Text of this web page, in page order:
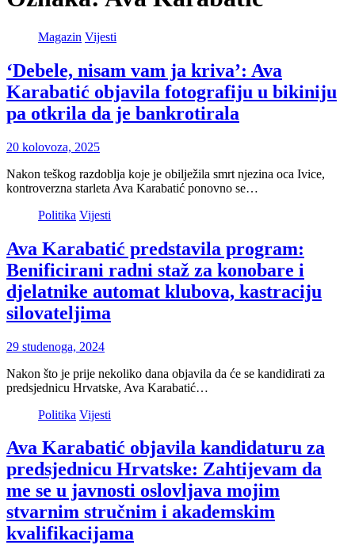
Magazin Vijesti
‘Debele, nisam vam ja kriva’: Ava
Karabatić objavila fotografiju u bikiniju
pa otkrila da je bankrotirala
20 kolovoza, 2025
Nakon teškog razdoblja koje je obilježila smrt njezina oca Ivice,
kontroverzna starleta Ava Karabatić ponovno se…
Politika Vijesti
Ava Karabatić predstavila program:
Benificirani radni staž za konobare i
djelatnike automat klubova, kastraciju
silovateljima
29 studenoga, 2024
Nakon što je prije nekoliko dana objavila da će se kandidirati za
predsjednicu Hrvatske, Ava Karabatić…
Politika Vijesti
Ava Karabatić objavila kandidaturu za
predsjednicu Hrvatske: Zahtijevam da
me se u javnosti oslovljava mojim
stvarnim stručnim i akademskim
kvalifikacijama